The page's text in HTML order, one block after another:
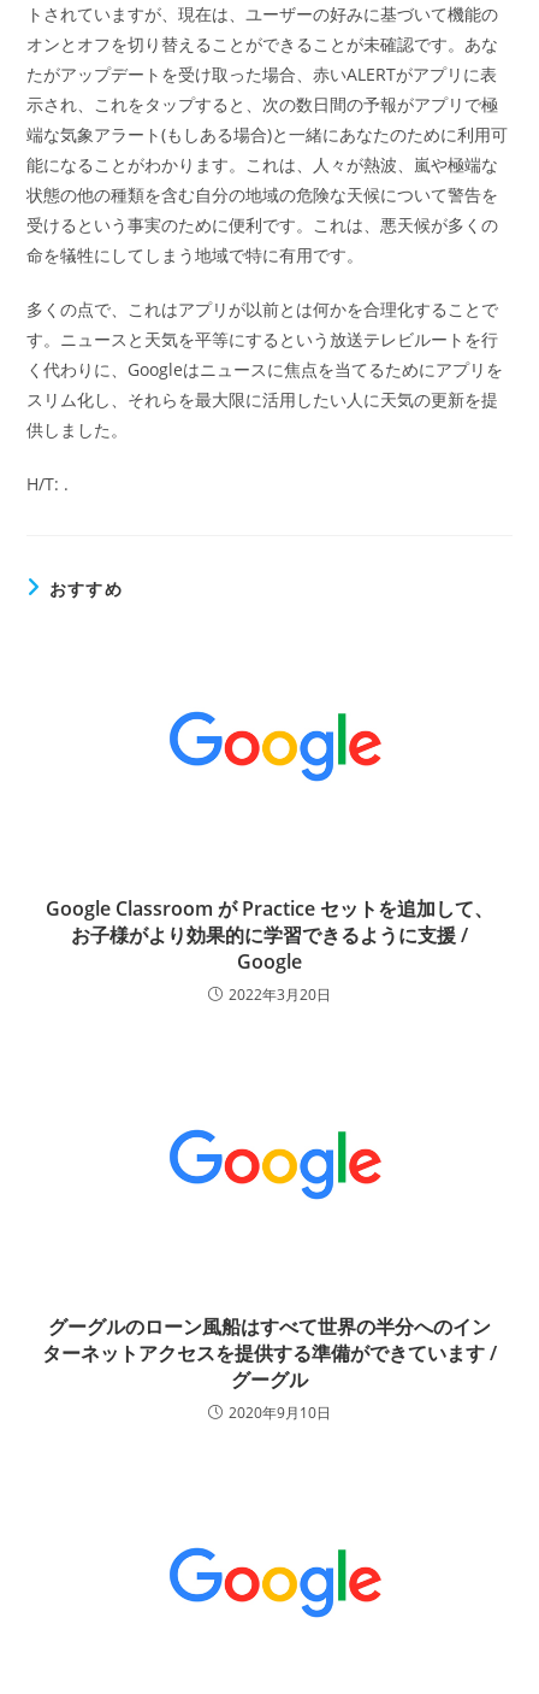
トされていますが、現在は、ユーザーの好みに基づいて機能の
オンとオフを切り替えることができることが未確認です。あな
たがアップデートを受け取った場合、赤いALERTがアプリに表
示され、これをタップすると、次の数日間の予報がアプリで極
端な気象アラート(もしある場合)と一緒にあなたのために利用可
能になることがわかります。これは、人々が熱波、嵐や極端な
状態の他の種類を含む自分の地域の危険な天候について警告を
受けるという事実のために便利です。これは、悪天候が多くの
命を犠牲にしてしまう地域で特に有用です。
多くの点で、これはアプリが以前とは何かを合理化することで
す。ニュースと天気を平等にするという放送テレビルートを行
く代わりに、Googleはニュースに焦点を当てるためにアプリを
スリム化し、それらを最大限に活用したい人に天気の更新を提
供しました。
H/T: .
おすすめ
Google Classroom が Practice セットを追加して、
お子様がより効果的に学習できるように支援 /
Google
2022年3月20日
グーグルのローン風船はすべて世界の半分へのイン
ターネットアクセスを提供する準備ができています /
グーグル
2020年9月10日